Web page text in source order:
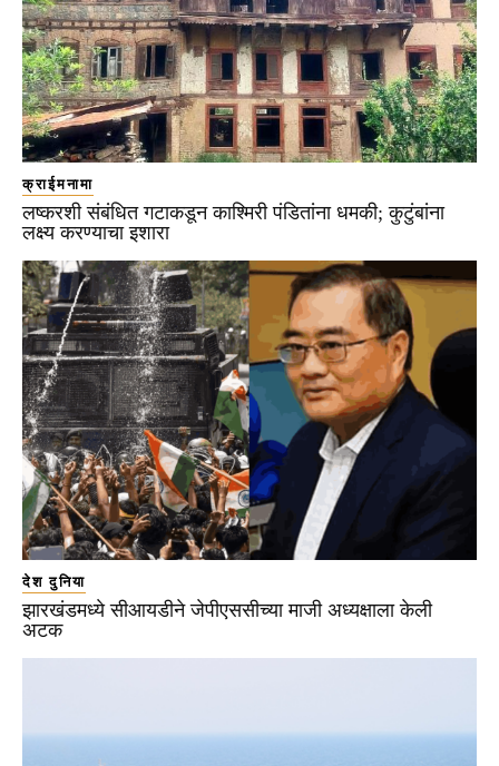
क्राईमनामा
लष्करशी संबंधित गटाकडून काश्मिरी पंडितांना धमकी; कुटुंबांना
लक्ष्य करण्याचा इशारा
देश दुनिया
झारखंडमध्ये सीआयडीने जेपीएससीच्या माजी अध्यक्षाला केली
अटक